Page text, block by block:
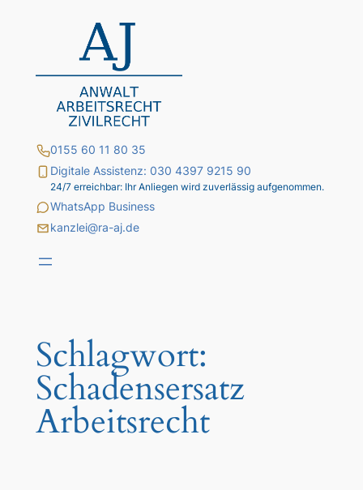
0155 60 11 80 35
Digitale Assistenz: 030 4397 9215 90
24/7 erreichbar: Ihr Anliegen wird zuverlässig aufgenommen.
WhatsApp Business
kanzlei@ra-aj.de
Schlagwort:
Schadensersatz
Arbeitsrecht